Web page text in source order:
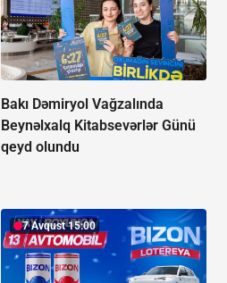
Bakı Dəmiryol Vağzalında
Beynəlxalq Kitabsevərlər Günü
qeyd olundu
7 Avqust 15:00